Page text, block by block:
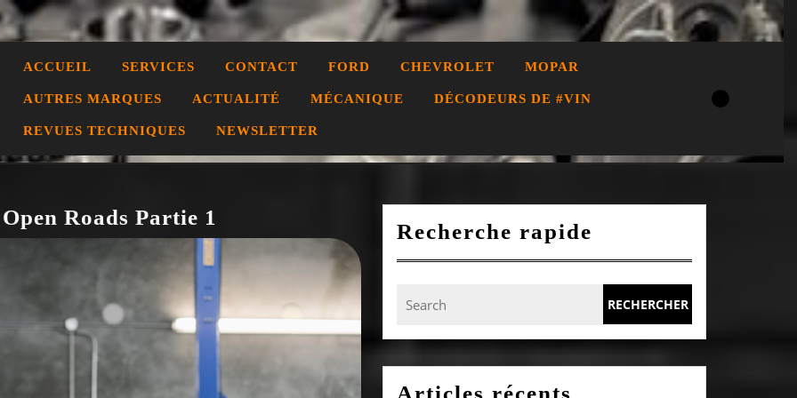
ACCUEIL
SERVICES CONTACT FORD CHEVROLET MOPAR
AUTRES MARQUES ACTUALITÉ MÉCANIQUE DÉCODEURS DE #VIN
REVUES TECHNIQUES NEWSLETTER
Roads Partie 1
Recherche rapide
for: